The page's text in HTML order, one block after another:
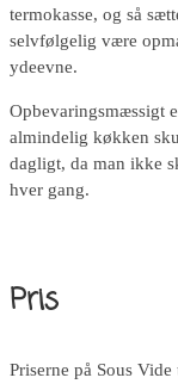
termokasse, og så
selvfølgelig være
ydeevne.
Opbevaringsmæssigt
almindelig køkken
dagligt, da man ikke
hver gang.
Pris
Priserne på Sous